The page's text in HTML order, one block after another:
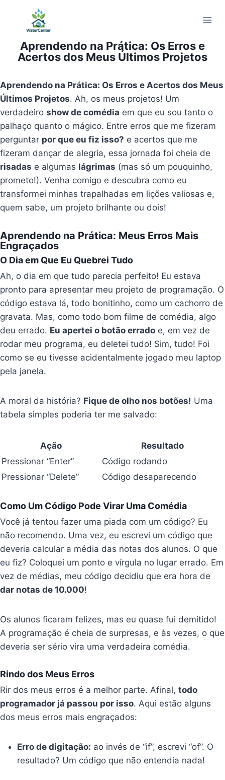
ConteúdoAprendendo na Prática: Os Erros e
Acertos dos Meus Últimos Projetos
Aprendendo na Prática: Os Erros e Acertos dos Meus
Últimos Projetos. Ah, os meus projetos! Um
verdadeiroshow de comédia em que eu sou tanto o
palhaço quanto o mágico. Entre erros que me fizeram
perguntar por que eu fiz isso? e acertos que me
fizeram dançar de alegria, essa jornada foi cheia de
risadas e algumas lágrimas (mas só um pouquinho,
prometo!). Venha comigo e descubra como eu
transformei minhas trapalhadas em lições valiosas e,
quem sabe, um projeto brilhante ou dois!
Aprendendo na Prática: Meus Erros Mais
Engraçados
O Dia em Que Eu Quebrei Tudo
Ah, o dia em que tudo parecia perfeito! Eu estava
pronto para apresentar meu projeto de programação. O
código estava lá, todo bonitinho, como um cachorro de
gravata. Mas, como todo bom filme de comédia, algo
deu errado. Eu apertei o botão errado e, em vez de
rodar meu programa, eu deletei tudo! Sim, tudo! Foi
como se eu tivesse acidentalmente jogado meu laptop
pela janela.
A moral da história? Fique de olho nos botões! Uma
tabela simples poderia ter me salvado:
Ação
Resultado
Pressionar “Enter”
Código rodando
Pressionar “Delete”
Código desaparecendo
Como Um Código Pode Virar Uma Comédia
Você já tentou fazer uma piada com um código? Eu
não recomendo. Uma vez, eu escrevi um código que
deveria calcular a média das notas dos alunos. O que
eu fiz? Coloquei um ponto e vírgula no lugar errado. Em
vez de médias, meu código decidiu que era hora de
dar notas de 10.000!
Os alunos ficaram felizes, mas eu quase fui demitido!
A programação é cheia de surpresas, e às vezes, o que
deveria ser sério vira uma verdadeira comédia.
Rindo dos Meus Erros
Rir dos meus erros é a melhor parte. Afinal,todo
programador já passou por isso. Aqui estão alguns
dos meus erros mais engraçados:
Erro de digitação: ao invés de “if”, escrevi “of”. O
resultado? Um código que não entendia nada!